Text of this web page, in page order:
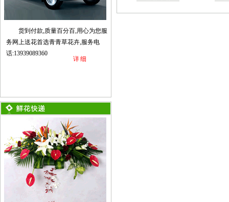
货到付款,质量百分百,用心为您服
务网上送花首选青青草花卉,服务电
话:13939089360
详细